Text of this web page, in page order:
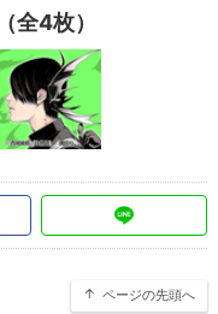
全4枚）
ページの先頭へ